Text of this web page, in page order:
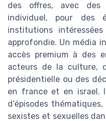
des offres, avec des
individuel, pour des
institutions
approfondie. Un média
accès premium à des
acteurs de la culture,
présidentielle ou des
en france et en israel.
d’épisodes
sexistes et sexuelles